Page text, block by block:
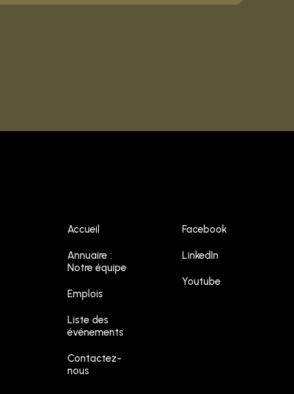
Accueil
Annuaire :
Notre équipe
Emplois
Liste des
événements
Contactez-
nous
Facebook
LinkedIn
Youtube